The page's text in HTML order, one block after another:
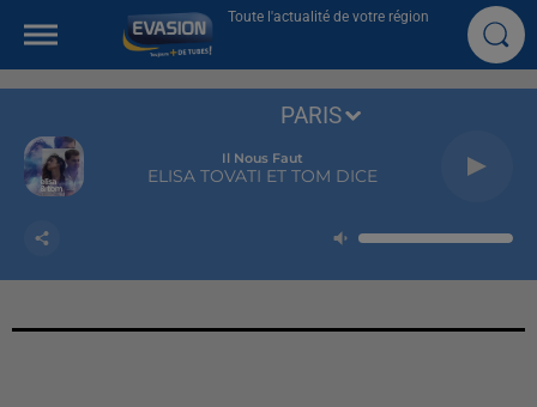
Toute l'actualité de votre région
Il Nous Faut
ELISA TOVATI ET TOM DICE
PARIS